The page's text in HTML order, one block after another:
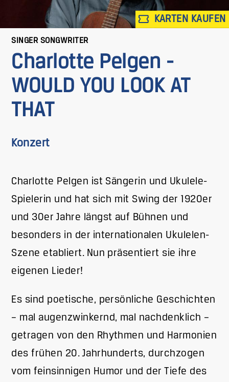
KARTEN KAUFEN
SINGER SONGWRITER
Charlotte Pelgen -
WOULD YOU LOOK AT
THAT
Konzert
Charlotte Pelgen ist Sängerin und Ukulele-
Spielerin und hat sich mit Swing der 1920er
und 30er Jahre längst auf Bühnen und
besonders in der internationalen Ukulelen-
Szene etabliert. Nun präsentiert sie ihre
eigenen Lieder!
Es sind poetische, persönliche Geschichten
– mal augenzwinkernd, mal nachdenklich –
getragen von den Rhythmen und Harmonien
des frühen 20. Jahrhunderts, durchzogen
vom feinsinnigen Humor und der Tiefe des